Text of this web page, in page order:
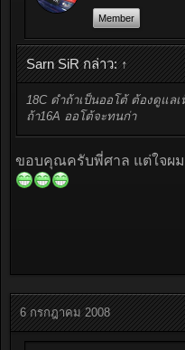
Member
Sarn SiR กล่าว: ↑
18C ดำถ้าเป็นออโต้ ต้องดูแลเ
ถ้า16A ออโต้จะทนก่า
ขอบคุณครับพี่ศาล แต่ใจผม
6 กรกฎาคม 2008